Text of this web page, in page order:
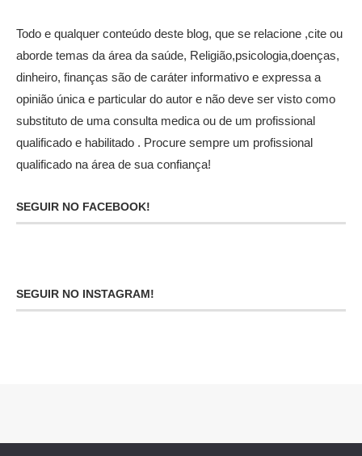
Todo e qualquer conteúdo deste blog, que se relacione ,cite ou
aborde temas da área da saúde, Religião,psicologia,doenças,
dinheiro, finanças são de caráter informativo e expressa a
opinião única e particular do autor e não deve ser visto como
substituto de uma consulta medica ou de um profissional
qualificado e habilitado . Procure sempre um profissional
qualificado na área de sua confiança!
SEGUIR NO FACEBOOK!
SEGUIR NO INSTAGRAM!